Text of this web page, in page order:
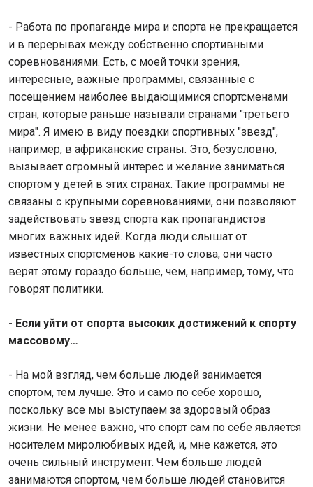
- Работа по пропаганде мира и спорта не прекращается
и в перерывах между собственно спортивными
соревнованиями. Есть, с моей точки зрения,
интересные, важные программы, связанные с
посещением наиболее выдающимися спортсменами
стран, которые раньше называли странами "третьего
мира". Я имею в виду поездки спортивных "звезд",
например, в африканские страны. Это, безусловно,
вызывает огромный интерес и желание заниматься
спортом у детей в этих странах. Такие программы не
связаны с крупными соревнованиями, они позволяют
задействовать звезд спорта как пропагандистов
многих важных идей. Когда люди слышат от
известных спортсменов какие-то слова, они часто
верят этому гораздо больше, чем, например, тому, что
говорят политики.
- Если уйти от спорта высоких достижений к спорту
массовому…
- На мой взгляд, чем больше людей занимается
спортом, тем лучше. Это и само по себе хорошо,
поскольку все мы выступаем за здоровый образ
жизни. Не менее важно, что спорт сам по себе является
носителем миролюбивых идей, и, мне кажется, это
очень сильный инструмент. Чем больше людей
занимаются спортом, чем больше людей становится